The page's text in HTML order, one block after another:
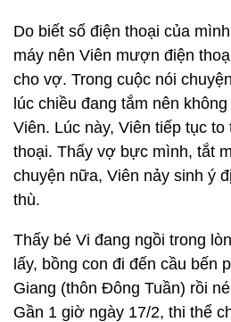
Do biết số điện thoại của
máy nên Viên mượn điện
cho vợ. Trong cuộc nói
lúc chiều đang tắm nên
Viên. Lúc này, Viên tiếp tục
thoại. Thấy vợ bực mình, tắt
chuyện nữa, Viên nảy sinh ý
thù.
Thấy bé Vi đang ngồi trong
lấy, bồng con đi đến cầu bến
Giang (thôn Đông Tuần) rồi
Gần 1 giờ ngày 17/2, thi thể